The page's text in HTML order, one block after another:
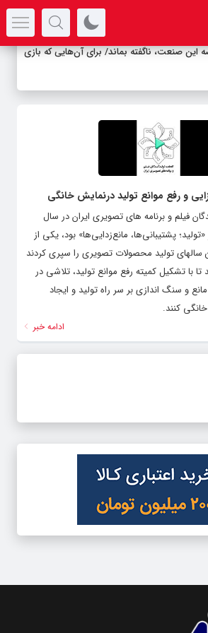
این صنعت، ناگفته بماند/ برای آن‌هایی که بازی
و رفع موانع تولید در‌نمایش خانگی
فیلم و برنامه های تصویری ایران در سال
پشتیبانی‌ها، مانع‌زدایی‌ها» بود، یکی از
تولید محصولات تصویری را سپری کردند
با تشکیل کمیته رفع موانع تولید، تلاشی در
مانع و سنگ اندازی بر سر راه تولید و ایجاد
کنند.
ادامه خبر